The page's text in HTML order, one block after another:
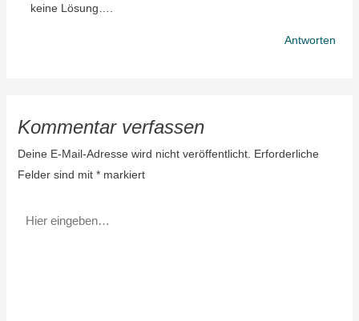
keine Lösung….
Antworten
Kommentar verfassen
Deine E-Mail-Adresse wird nicht veröffentlicht. Erforderliche
Felder sind mit *markiert